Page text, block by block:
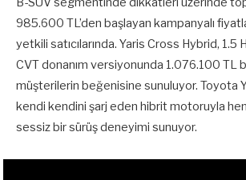
985.600 TL’den başlayan kampanyalı
yetkili satıcılarında. Yaris Cross Hybrid, 1.5
CVT donanım versiyonunda 1.076.100 TL
müşterilerin beğenisine sunuluyor. Toyota
kendi kendini şarj eden hibrit motoruyla
sessiz bir sürüş deneyimi sunuyor.